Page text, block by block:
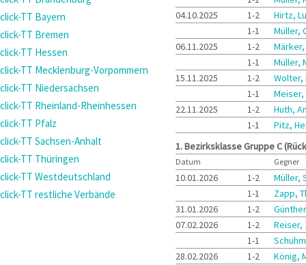
click-TT Bayern
click-TT Bremen
click-TT Hessen
click-TT Mecklenburg-Vorpommern
click-TT Niedersachsen
click-TT Rheinland-Rheinhessen
click-TT Pfalz
click-TT Sachsen-Anhalt
click-TT Thüringen
click-TT Westdeutschland
click-TT restliche Verbände
04.10.2025
1-2
Hirtz,
1-1
Müller,
06.11.2025
1-2
1-1
Müller,
15.11.2025
1-2
1-1
22.11.2025
1-2
Huth,
1-1
Pitz,
1. Bezirksklasse Gruppe C
Datum Gegner
10.01.2026 1-2
Müller,
1-1
Zapp,
31.01.2026
1-2
07.02.2026
1-2
1-1
28.02.2026
1-2
König,